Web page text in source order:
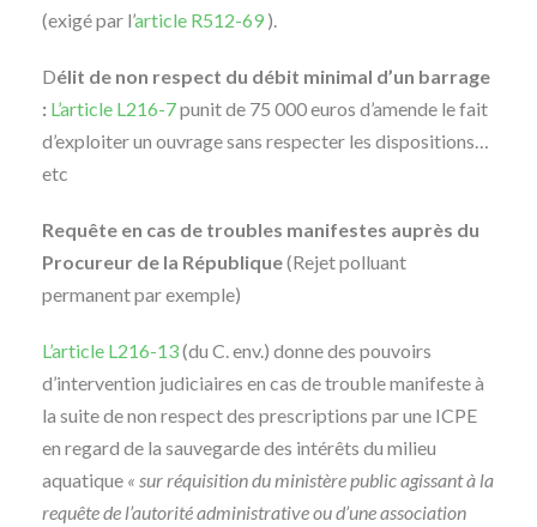
(exigé par l’article R512-69 ).
Délit de non respect du débit minimal d’un barrage
: L’article L216-7punit de 75 000 euros d’amende le fait
d’exploiter un ouvrage sans respecter les dispositions…
etc
Requête en cas de troubles manifestes auprès du
Procureur de la République(Rejet polluant
permanent par exemple)
L’article L216-13(du C. env.) donne des pouvoirs
d’intervention judiciaires en cas de trouble manifeste à
la suite de non respect des prescriptions par une ICPE
en regard de la sauvegarde des intérêts du milieu
aquatique « sur réquisition du ministère public agissant à la
requête de l’autorité administrative ou d’une association